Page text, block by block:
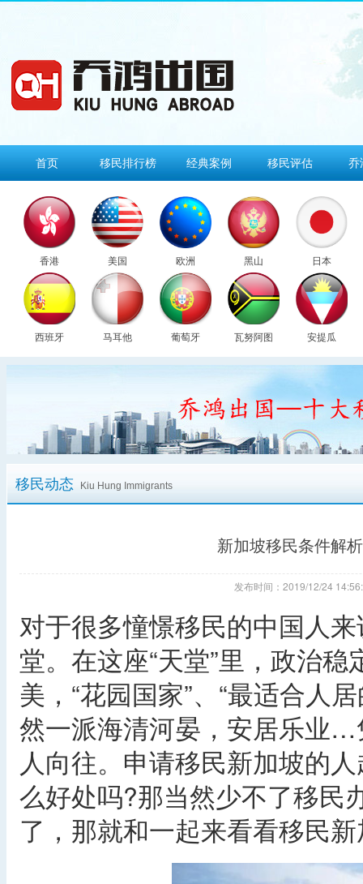
首页 移民排行榜 经典案例 移民评估 乔
香港 美国 欧洲 黑山 日本
西班牙 马耳他 葡萄牙 瓦努阿图 安提瓜
移民动态 Kiu Hung Immigrants
新加坡移民条件解
发布时间：2019/12/24
对于很多憧憬移民的中国人
堂。在这座“天堂”里，政治
美，“花园国家”、“最适合人
然一派海清河晏，安居乐业
人向往。申请移民新加坡的
么好处吗?那当然少不了移民
了，那就和一起来看看移民